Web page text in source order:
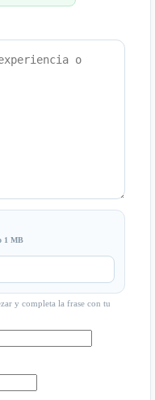
1 MB
y completa la frase con tu